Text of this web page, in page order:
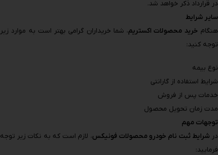
در قرارداد ذکر خواهد شد.
سایر شرایط
هنگام خرید محصولات اکستریم، شما خریداران گرامی بهتر است به موارد زیر
توجه کنید:
نوع بیمه
شرایط استفاده از گارانتی
خدمات پس ‌از فروش
مدت زمان تحویل محصول
توجهات مهم
درشرایط ثبت نام خودرو محصولات فونیکس، لازم است که به نکات زیر توجه
فرمایید: